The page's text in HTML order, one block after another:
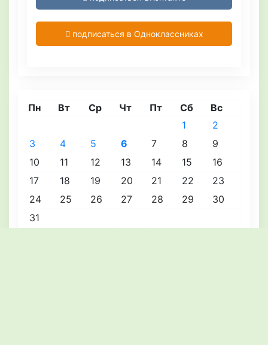
подписаться в Одноклассниках
Пн Вт Ср Чт Пт Сб Вс
1
2
3
4 5 6 7 8
9
10
11 12 13 14 15
16
17
18 19 20 21 22
23
24
25 26 27 28 29
30
31